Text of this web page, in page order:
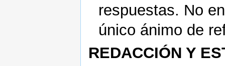
respuestas. No
único ánimo de
REDACCIÓN Y